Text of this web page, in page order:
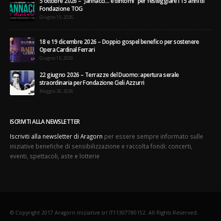
Fondazione TOG
Giugno 15, 2026
18 e 19 dicembre 2026 – Doppio gospel benefico per sostenere
Opera Cardinal Ferrari
Giugno 15, 2026
22 giugno 2026 – Terrazze del Duomo: apertura serale
straordinaria per Fondazione Cieli Azzurri
Maggio 28, 2026
ISCRIVITI ALLA NEWSLETTER
Iscriviti alla newsletter di Aragorn per essere sempre informato sulle
iniziative benefiche di sensibilizzazione e raccolta fondi: concerti,
eventi, spettacoli, aste e lotterie
© Copyright 2017 Aragorn Iniziative srl IT11307780152. All Rights Reserved.